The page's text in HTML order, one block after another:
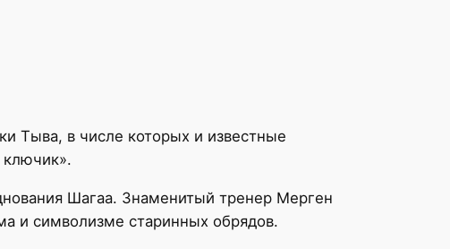
Тыва, в числе которых и известные
ключик».
Шагаа. Знаменитый тренер Мерген
и символизме старинных обрядов.